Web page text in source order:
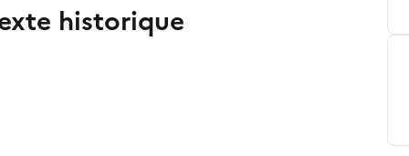
historique